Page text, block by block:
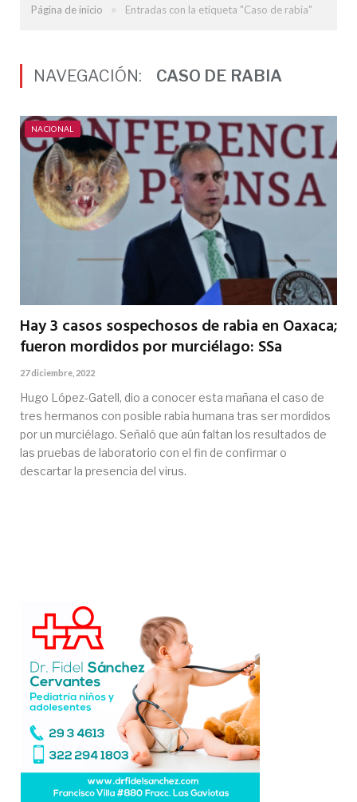
Página de inicio » Entradas con la etiqueta "Caso de rabia"
NAVEGACIÓN: CASO DE RABIA
NACIONAL
Hay 3 casos sospechosos de rabia en Oaxaca;
fueron mordidos por murciélago: SSa
27 diciembre, 2022
Hugo López-Gatell, dio a conocer esta mañana el caso de
tres hermanos con posible rabia humana tras ser mordidos
por un murciélago. Señaló que aún faltan los resultados de
las pruebas de laboratorio con el fin de confirmar o
descartar la presencia del virus.